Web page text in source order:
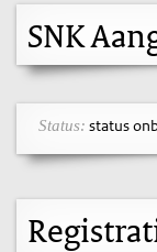
SNK
Status: status